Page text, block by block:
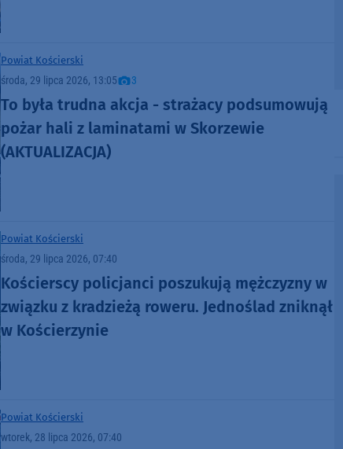
Powiat Kościerski
środa, 29 lipca 2026, 13:05 3
To była trudna akcja - strażacy podsumowują
pożar hali z laminatami w Skorzewie
(AKTUALIZACJA)
Powiat Kościerski
środa, 29 lipca 2026, 07:40
Kościerscy policjanci poszukują mężczyzny w
związku z kradzieżą roweru. Jednoślad zniknął
w Kościerzynie
Powiat Kościerski
wtorek, 28 lipca 2026, 07:40